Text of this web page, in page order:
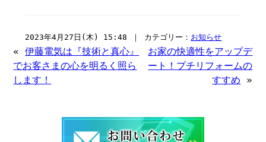
2023年4月27日(木) 15:48 ｜ カテゴリー： お知らせ
«伊藤電気は『技術と真心』
でお客さまの心を明るく照ら
します！
お家の快適性をアップデ
ート！プチリフォームの
すすめ »